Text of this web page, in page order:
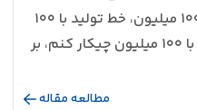
برای آشنایی با 14 شغل دوم با 100 میلیون، خط تولید با 100
میلیون و پاسخ به این سوال که با ۱۰۰ میلیون چیکار کنم، بر
مطالعه مقاله